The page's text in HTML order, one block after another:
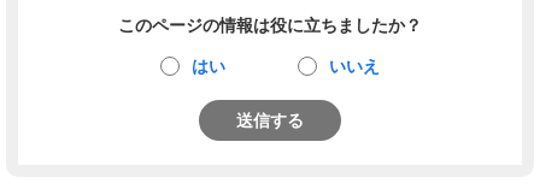
このページの情報は役に立ちましたか？
はい いいえ
送信する